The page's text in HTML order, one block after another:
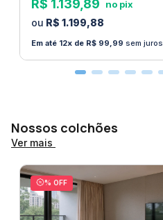
R$ 1.139, 89
R$ 1.199,88
12 R$ 99 99 sem juros
Nossos colchões
Ver mais
% OFF